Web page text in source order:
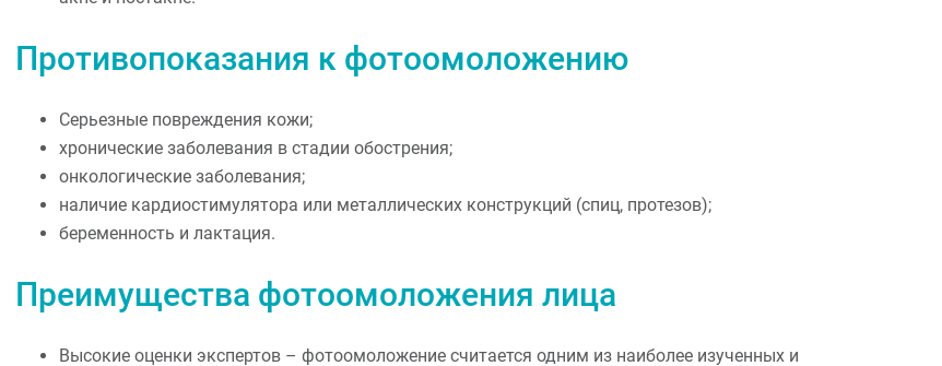
Противопоказания к фотоомоложению
Серьезные повреждения кожи;
хронические заболевания в стадии обострения;
онкологические заболевания;
наличие кардиостимулятора или металлических конструкций (спиц, протезов);
беременность и лактация.
Преимущества фотоомоложения лица
Высокие оценки экспертов – фотоомоложение считается одним из наиболее изученных и